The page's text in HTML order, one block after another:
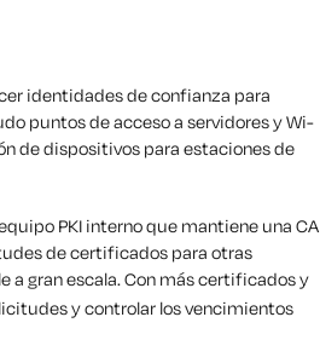
identidades de confianza para
puntos de acceso a servidores y Wi-
de dispositivos para estaciones de
PKI interno que mantiene una CA
de certificados para otras
gran escala. Con más certificados y
y controlar los vencimientos